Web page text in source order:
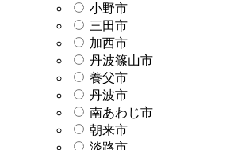
小野市
三田市
加西市
丹波篠山市
養父市
丹波市
南あわじ市
朝来市
淡路市